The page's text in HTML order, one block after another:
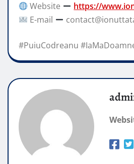
Website
https://
E-mail
#PuiuCodreanu